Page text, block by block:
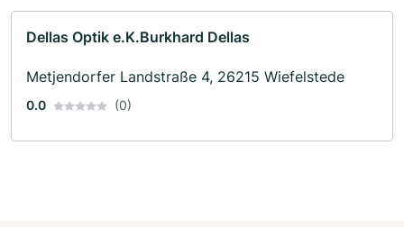
Dellas Optik e.K.Burkhard Dellas
Metjendorfer Landstraße 4, 26215 Wiefelstede
0.0 (0)